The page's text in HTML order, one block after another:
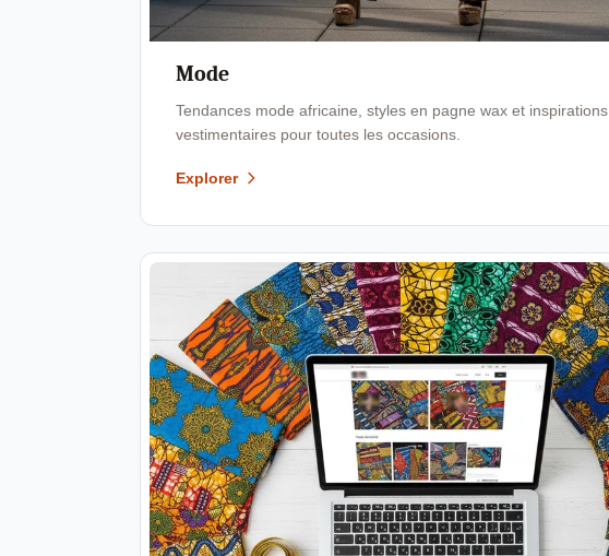
Mode
Tendances mode africaine, styles en pagne wax et inspirations
vestimentaires pour toutes les occasions.
Explorer